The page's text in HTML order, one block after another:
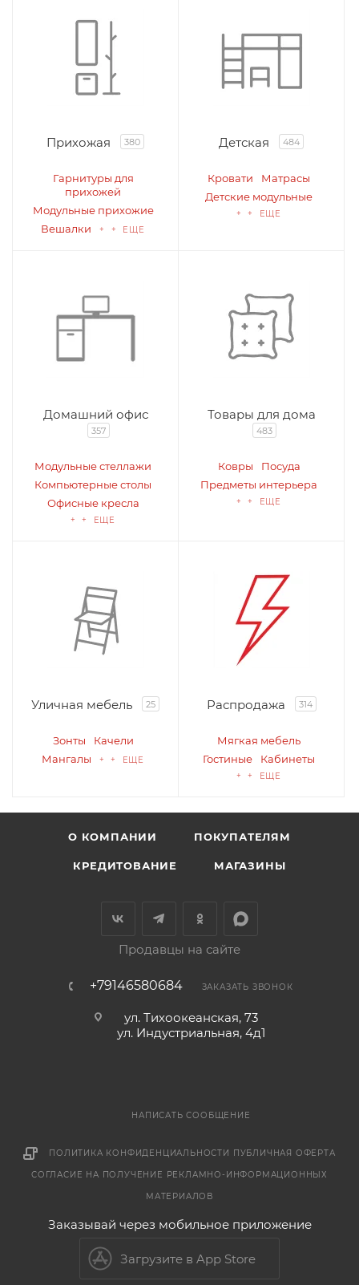
Прихожая 380
Гарнитуры для
прихожей
Модульные прихожие
Вешалки
+ + ЕЩЕ
Детская 484
Кровати
Матрасы
Детские модульные
+ + ЕЩЕ
Домашний офис
357
Модульные стеллажи
Компьютерные столы
Офисные кресла
+ + ЕЩЕ
Товары для дома
483
Ковры
Посуда
Предметы интерьера
+ + ЕЩЕ
Уличная мебель 25
Зонты
Качели
Мангалы
+ + ЕЩЕ
Распродажа 314
Мягкая мебель
Гостиные
Кабинеты
+ + ЕЩЕ
О КОМПАНИИ ПОКУПАТЕЛЯМ
КРЕДИТОВАНИЕ МАГАЗИНЫ
Продавцы на сайте
+79146580684 ЗАКАЗАТЬ ЗВОНОК
ул. Тихоокеанская, 73
ул. Индустриальная, 4д1
НАПИСАТЬ СООБЩЕНИЕ
ПОЛИТИКА КОНФИДЕНЦИАЛЬНОСТИ ПУБЛИЧНАЯ ОФЕРТА
СОГЛАСИЕ НА ПОЛУЧЕНИЕ РЕКЛАМНО-ИНФОРМАЦИОННЫХ
МАТЕРИАЛОВ
Заказывай через мобильное приложение
Загрузите в App Store